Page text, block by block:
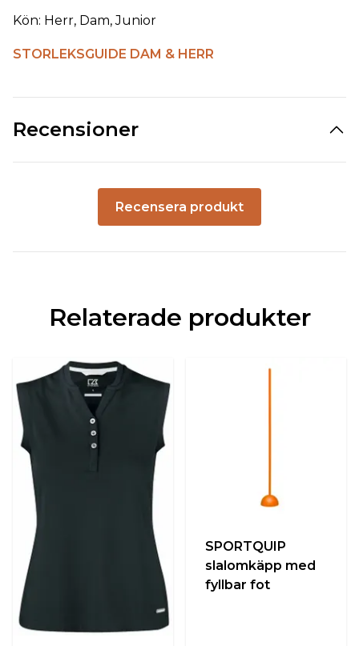
Kön: Herr, Dam, Junior
STORLEKSGUIDE DAM & HERR
Recensioner
Recensera produkt
Relaterade produkter
SPORTQUIP
slalomkäpp med
fyllbar fot